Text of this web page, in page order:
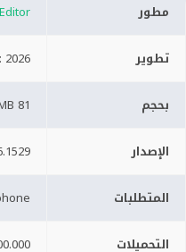
مطور
تطوير 2026
بحجم 81 MB
الإصدار
المتطلبات
التحميلات